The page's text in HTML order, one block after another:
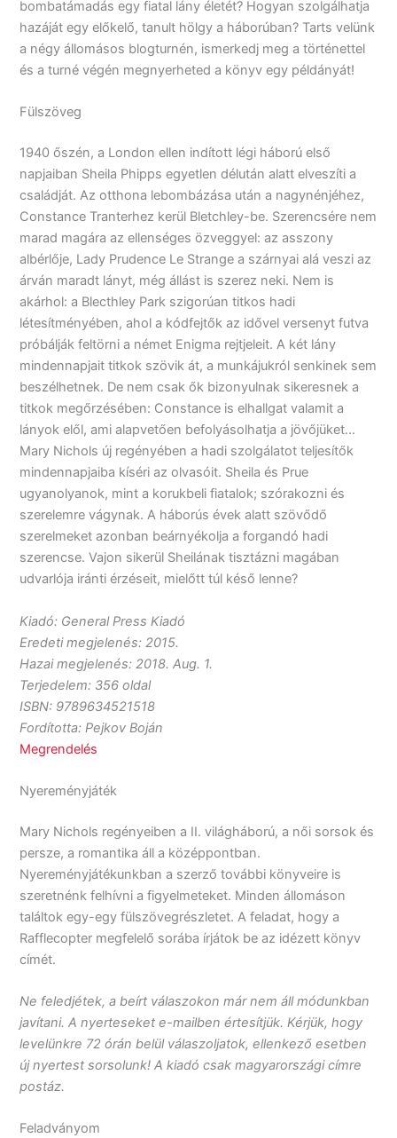
bombatámadás egy fiatal lány életét? Hogyan szolgálhatja
hazáját egy előkelő, tanult hölgy a háborúban? Tarts velünk
a négy állomásos blogturnén, ismerkedj meg a történettel
és a turné végén megnyerheted a könyv egy példányát!
Fülszöveg
1940 őszén, a London ellen indított légi háború első
napjaiban Sheila Phipps egyetlen délután alatt elveszíti a
családját. Az otthona lebombázása után a nagynénjéhez,
Constance Tranterhez kerül Bletchley-be. Szerencsére nem
marad magára az ellenséges özveggyel: az asszony
albérlője, Lady Prudence Le Strange a szárnyai alá veszi az
árván maradt lányt, még állást is szerez neki. Nem is
akárhol: a Blecthley Park szigorúan titkos hadi
létesítményében, ahol a kódfejtők az idővel versenyt futva
próbálják feltörni a német Enigma rejtjeleit. A két lány
mindennapjait titkok szövik át, a munkájukról senkinek sem
beszélhetnek. De nem csak ők bizonyulnak sikeresnek a
titkok megőrzésében: Constance is elhallgat valamit a
lányok elől, ami alapvetően befolyásolhatja a jövőjüket…
Mary Nichols új regényében a hadi szolgálatot teljesítők
mindennapjaiba kíséri az olvasóit. Sheila és Prue
ugyanolyanok, mint a korukbeli fiatalok; szórakozni és
szerelemre vágynak. A háborús évek alatt szövődő
szerelmeket azonban beárnyékolja a forgandó hadi
szerencse. Vajon sikerül Sheilának tisztázni magában
udvarlója iránti érzéseit, mielőtt túl késő lenne?
Kiadó: General Press Kiadó
Eredeti megjelenés: 2015.
Hazai megjelenés: 2018. Aug. 1.
Terjedelem: 356 oldal
ISBN: 9789634521518
Fordította: Pejkov Boján
Megrendelés
Nyereményjáték
Mary Nichols regényeiben a II. világháború, a női sorsok és
persze, a romantika áll a középpontban.
Nyereményjátékunkban a szerző további könyveire is
szeretnénk felhívni a figyelmeteket. Minden állomáson
találtok egy-egy fülszövegrészletet. A feladat, hogy a
Rafflecopter megfelelő sorába írjátok be az idézett könyv
címét.
Ne feledjétek, a beírt válaszokon már nem áll módunkban
javítani. A nyerteseket e-mailben értesítjük. Kérjük, hogy
levelünkre 72 órán belül válaszoljatok, ellenkező esetben
új nyertest sorsolunk! A kiadó csak magyarországi címre
postáz.
Feladványom